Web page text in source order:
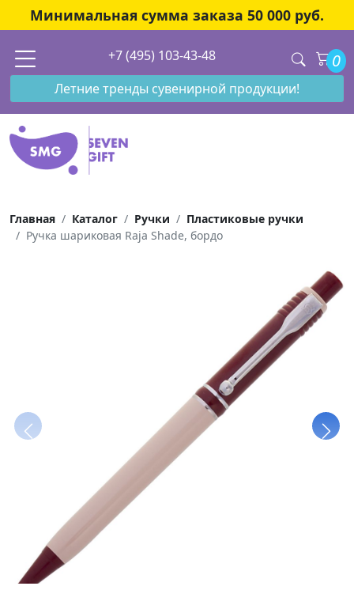
Минимальная сумма заказа 50 000 руб.
+7 (495) 103-43-48 0
Летние тренды сувенирной продукции!
Главная Каталог Ручки
Пластиковые ручки
Ручка шариковая Raja Shade, бордо